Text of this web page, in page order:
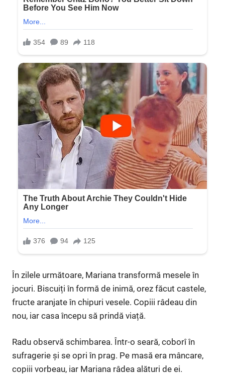
În zilele următoare, Mariana transformă mesele în
jocuri. Biscuiți în formă de inimă, orez făcut castele,
fructe aranjate în chipuri vesele. Copiii râdeau din
nou, iar casa începu să prindă viață.
Radu observă schimbarea. Într-o seară, coborî în
sufragerie și se opri în prag. Pe masă era mâncare,
copiii vorbeau, iar Mariana râdea alături de ei.